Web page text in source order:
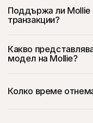
Поддържа ли Mollie
транзакции?
Какво
модел на Mollie?
Колко време